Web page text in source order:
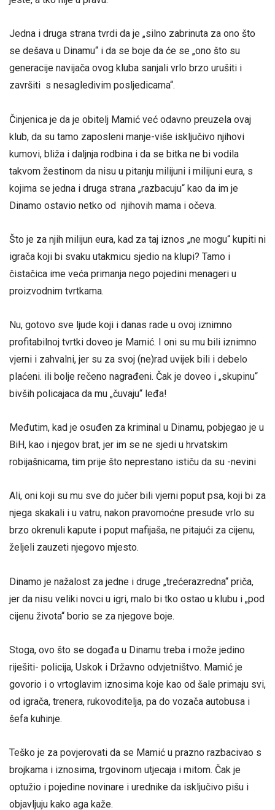
Jedna i druga strana tvrdi da je „silno zabrinuta za ono što
se dešava u Dinamu“ i da se boje da će se „ono što su
generacije navijača ovog kluba sanjali vrlo brzo urušiti i
završiti s nesagledivim posljedicama“.
Činjenica je da je obitelj Mamić već odavno preuzela ovaj
klub, da su tamo zaposleni manje-više isključivo njihovi
kumovi, bliža i daljnja rodbina i da se bitka ne bi vodila
takvom žestinom da nisu u pitanju milijuni i milijuni eura, s
kojima se jedna i druga strana „razbacuju“ kao da im je
Dinamo ostavio netko od njihovih mama i očeva.
Što je za njih milijun eura, kad za taj iznos „ne mogu“ kupiti ni
igrača koji bi svaku utakmicu sjedio na klupi? Tamo i
čistačica ime veća primanja nego pojedini menageri u
proizvodnim tvrtkama.
Nu, gotovo sve ljude koji i danas rade u ovoj iznimno
profitabilnoj tvrtki doveo je Mamić. I oni su mu bili iznimno
vjerni i zahvalni, jer su za svoj (ne)rad uvijek bili i debelo
plaćeni. ili bolje rečeno nagrađeni. Čak je doveo i „skupinu“
bivših policajaca da mu „čuvaju“ leđa!
Međutim, kad je osuđen za kriminal u Dinamu, pobjegao je u
BiH, kao i njegov brat, jer im se ne sjedi u hrvatskim
robijašnicama, tim prije što neprestano ističu da su -nevini
Ali, oni koji su mu sve do jučer bili vjerni poput psa, koji bi za
njega skakali i u vatru, nakon pravomoćne presude vrlo su
brzo okrenuli kapute i poput mafijaša, ne pitajući za cijenu,
željeli zauzeti njegovo mjesto.
Dinamo je nažalost za jedne i druge „trećerazredna“ priča,
jer da nisu veliki novci u igri, malo bi tko ostao u klubu i „pod
cijenu života“ borio se za njegove boje.
Stoga, ovo što se događa u Dinamu treba i može jedino
riješiti- policija, Uskok i Državno odvjetništvo. Mamić je
govorio i o vrtoglavim iznosima koje kao od šale primaju svi,
od igrača, trenera, rukovoditelja, pa do vozača autobusa i
šefa kuhinje.
Teško je za povjerovati da se Mamić u prazno razbacivao s
brojkama i iznosima, trgovinom utjecaja i mitom. Čak je
optužio i pojedine novinare i urednike da isključivo pišu i
objavljuju kako aga kaže.